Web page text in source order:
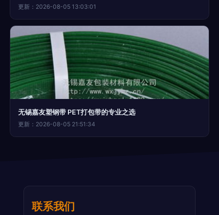
更新：2026-08-05 13:03:01
无锡嘉友塑钢带 PET打包带的专业之选
更新：2026-08-05 21:51:34
联系我们